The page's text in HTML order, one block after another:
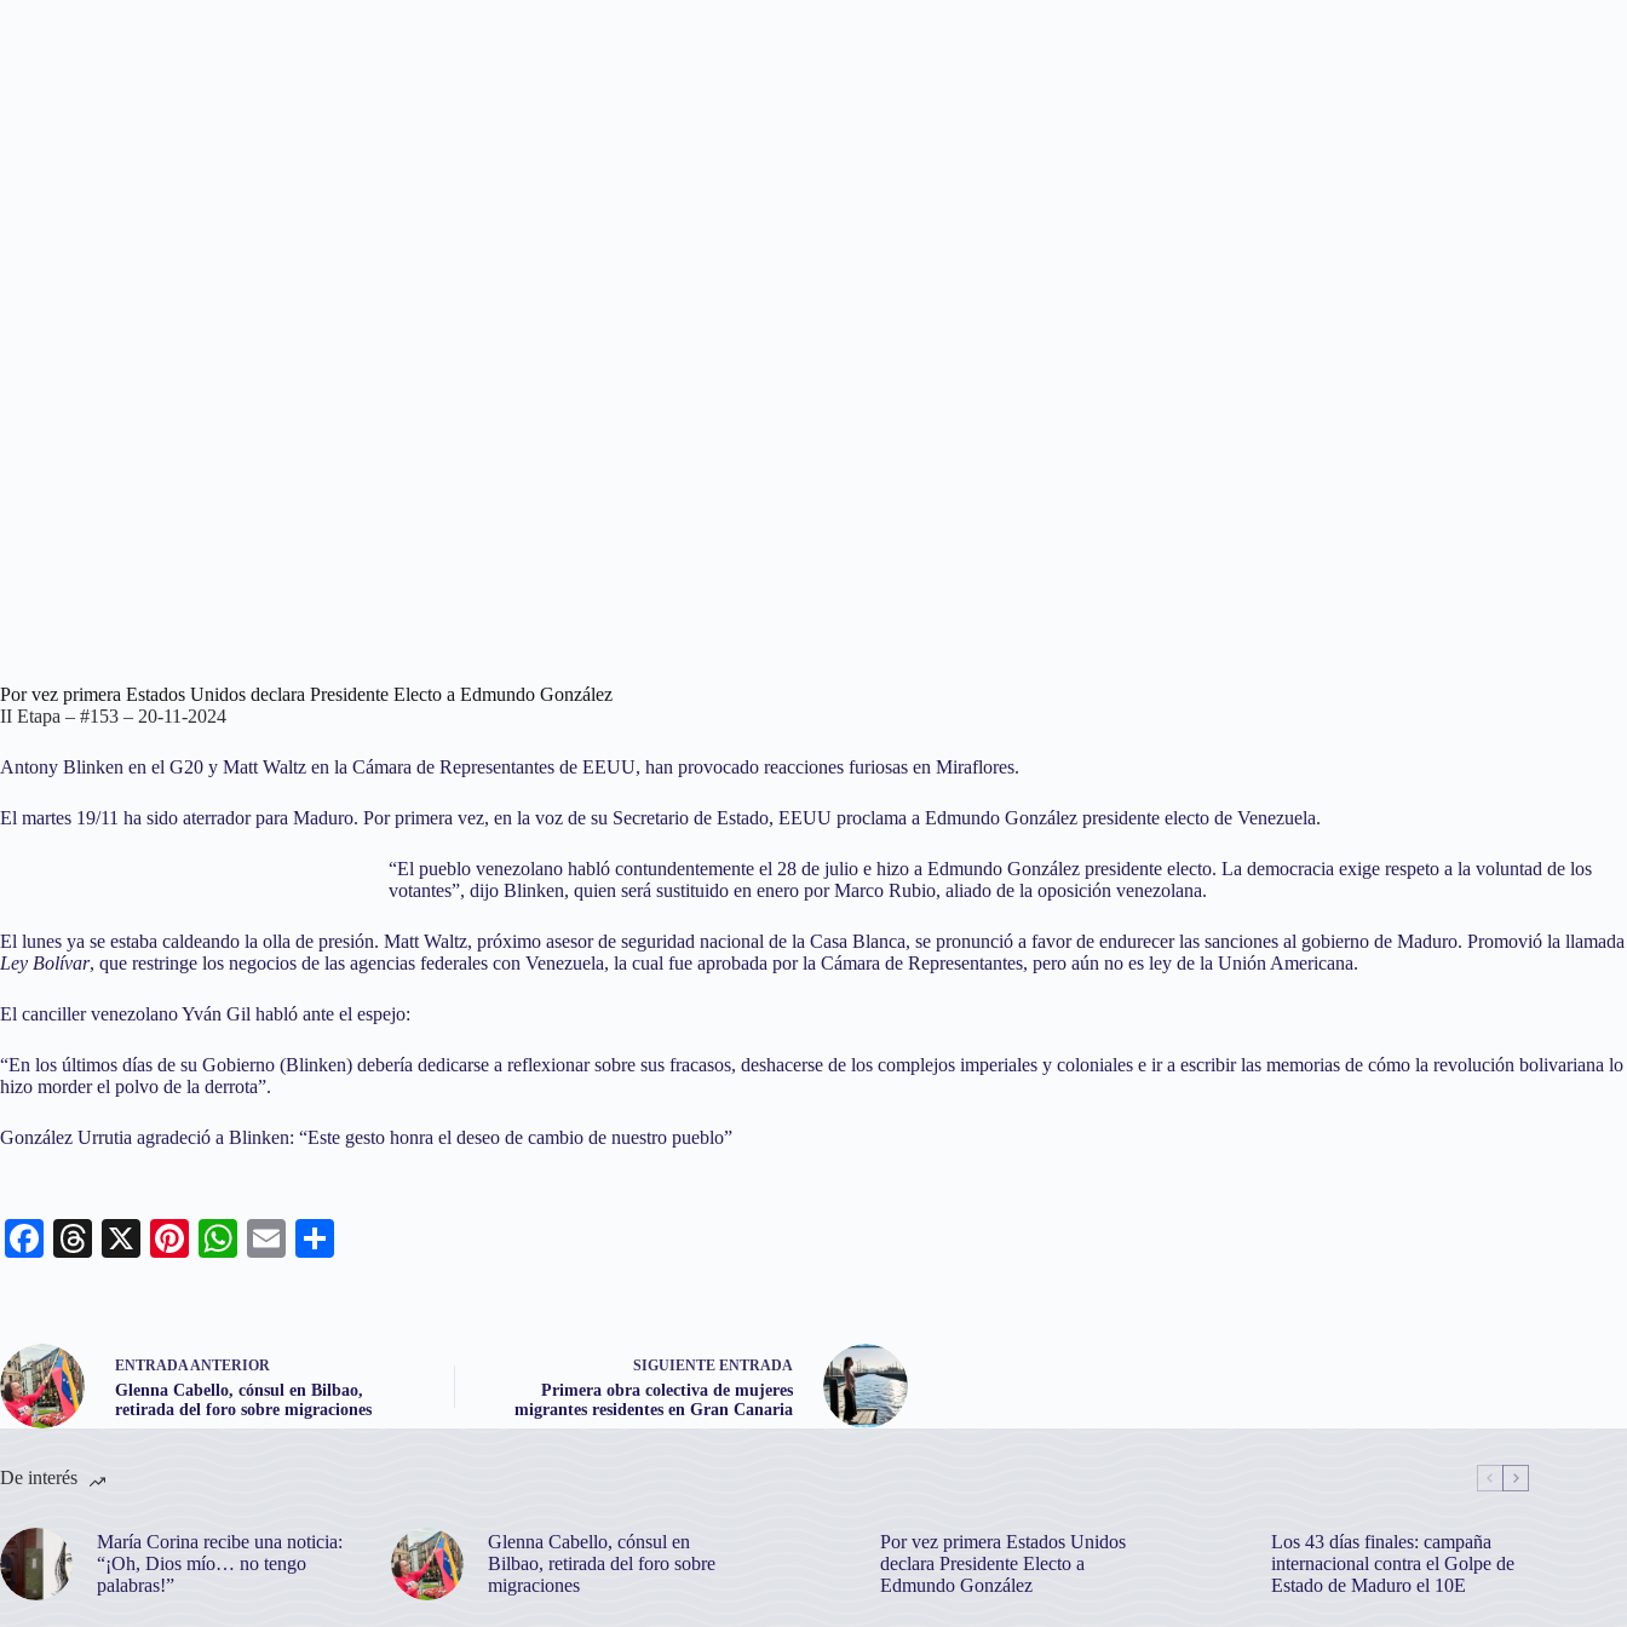
Por vez primera Estados Unidos declara Presidente Electo a Edmundo González
II Etapa – #153 – 20-11-2024
Antony Blinken en el G20 y Matt Waltz en la Cámara de Representantes de EEUU, han provocado reacciones furiosas en Miraflores.
El martes 19/11 ha sido aterrador para Maduro. Por primera vez, en la voz de su Secretario de Estado, EEUU proclama a Edmundo González presidente electo de Venezuela.
“El pueblo venezolano habló contundentemente el 28 de julio e hizo a Edmundo González presidente electo. La democracia exige respeto a la voluntad de los
votantes”, dijo Blinken, quien será sustituido en enero por Marco Rubio, aliado de la oposición venezolana.
El lunes ya se estaba caldeando la olla de presión. Matt Waltz, próximo asesor de seguridad nacional de la Casa Blanca, se pronunció a favor de endurecer las sanciones al gobierno de Maduro. Promovió la llamada
Ley Bolívar, que restringe los negocios de las agencias federales con Venezuela, la cual fue aprobada por la Cámara de Representantes, pero aún no es ley de la Unión Americana.
El canciller venezolano Yván Gil habló ante el espejo:
“En los últimos días de su Gobierno (Blinken) debería dedicarse a reflexionar sobre sus fracasos, deshacerse de los complejos imperiales y coloniales e ir a escribir las memorias de cómo la revolución bolivariana lo
hizo morder el polvo de la derrota”.
González Urrutia agradeció a Blinken: “Este gesto honra el deseo de cambio de nuestro pueblo”
Fa
ok
T
ds
X
Pi
es
t
W
A
pp
E
rti
r
ENTRADA ANTERIOR
Glenna Cabello, cónsul en Bilbao,
retirada del foro sobre migraciones
SIGUIENTE ENTRADA
Primera obra colectiva de mujeres
migrantes residentes en Gran Canaria
De interés
María Corina recibe una noticia:
“¡Oh, Dios mío… no tengo
palabras!”
Glenna Cabello, cónsul en
Bilbao, retirada del foro sobre
migraciones
Por vez primera Estados Unidos
declara Presidente Electo a
Edmundo González
Los 43 días finales: campaña
internacional contra el Golpe de
Estado de Maduro el 10E